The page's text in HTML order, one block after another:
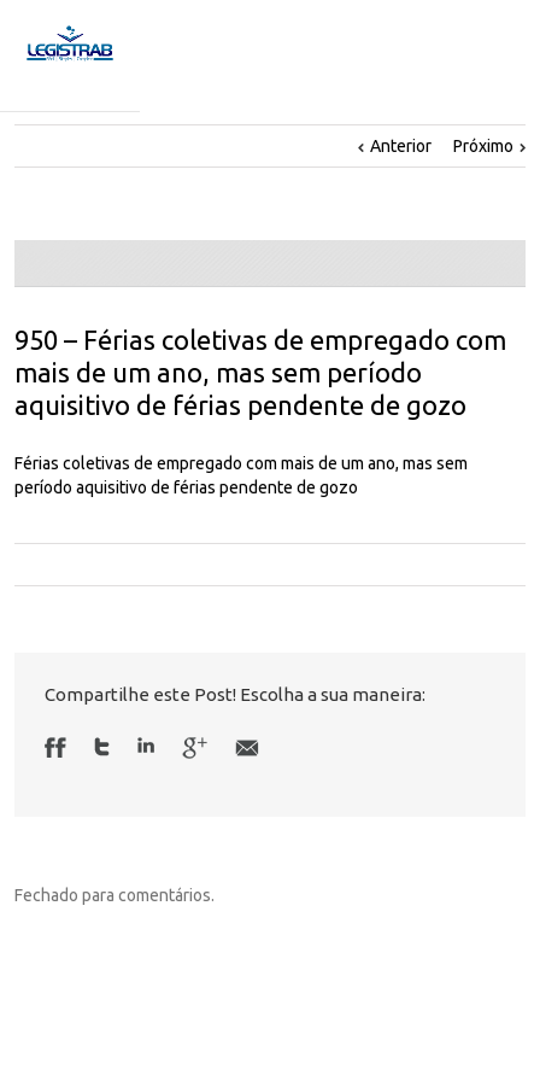
Anterior Próximo
950 – Férias coletivas de empregado com
mais de um ano, mas sem período
aquisitivo de férias pendente de gozo
Férias coletivas de empregado com mais de um ano, mas sem
período aquisitivo de férias pendente de gozo
Compartilhe este Post! Escolha a sua maneira:
Fechado para comentários.